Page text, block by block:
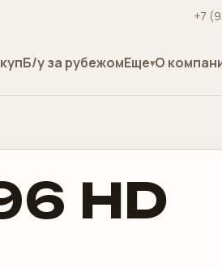
+7
Б/у за рубежомЕще О
HD